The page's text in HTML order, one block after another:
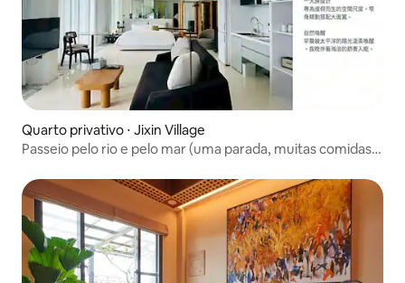
Quarto privativo ⋅ Jixin Village
Passeio pelo rio e pelo mar (uma parada, muitas comidas)
praia, perto de Dongshanhe Perto do Centro de Artes e
Cultura de Yilan, sem precisar sair e sem passar fome